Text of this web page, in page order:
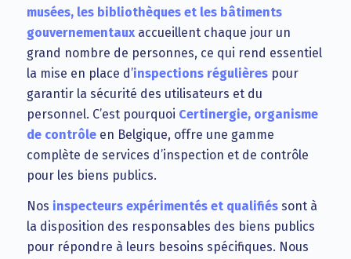
musées, les bibliothèques et les bâtiments
gouvernementauxaccueillent chaque jour un
grand nombre de personnes, ce qui rend essentiel
la mise en place d’inspections régulièrespour
garantir la sécurité des utilisateurs et du
personnel. C’est pourquoi Certinergie, organisme
de contrôleen Belgique, offre une gamme
complète de services d’inspection et de contrôle
pour les biens publics.
Nos inspecteurs expérimentés et qualifiéssont à
la disposition des responsables des biens publics
pour répondre à leurs besoins spécifiques. Nous